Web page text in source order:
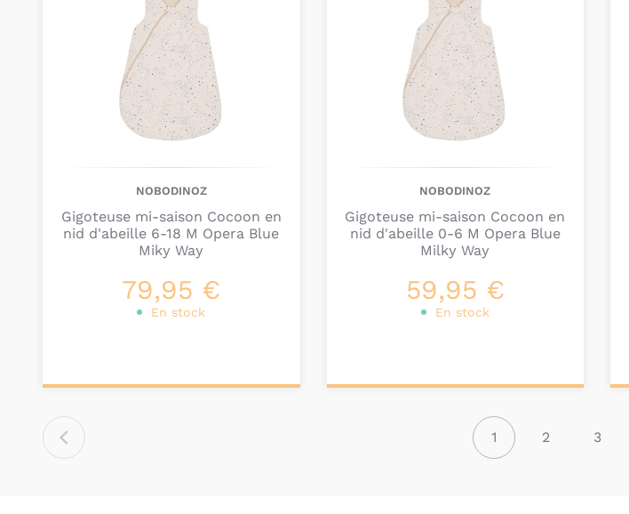
NOBODINOZ
Gigoteuse mi-saison Cocoon en
nid d'abeille 6-18 M Opera Blue
Miky Way
79,95 €
En stock
NOBODINOZ
Gigoteuse mi-saison Cocoon en
nid d'abeille 0-6 M Opera Blue
Milky Way
59,95 €
En stock
1
2 3